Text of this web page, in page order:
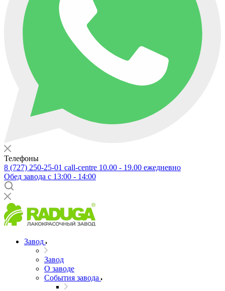
Телефоны
8 (727) 250-25-01 call-centre 10.00 - 19.00 ежедневно
Обед завода с 13:00 - 14:00
Завод
Завод
О заводе
События завода